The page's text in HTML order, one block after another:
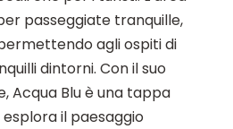
passeggiate tranquille,
agli ospiti di
dintorni. Con il suo
Acqua Blu è una tappa
il paesaggio